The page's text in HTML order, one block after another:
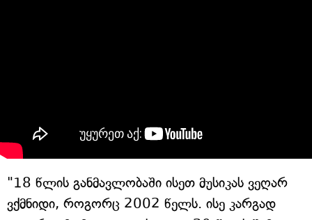
"18 წლის განმავლობაში ისეთ მუსიკას ვეღარ
ვქმნიდი, როგორც 2002 წელს. ისე კარგად